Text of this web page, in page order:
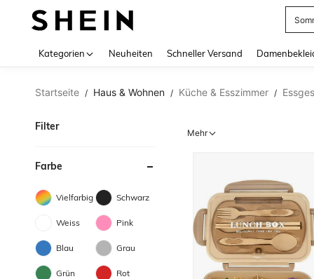
Kategorien Neuheiten Schneller Versand
Startseite / Haus & Wohnen / Küche & Esszimmer /
Filter
Farbe
Vielfarbig Schwarz
Weiss Pink
Blau Grau
Grün Rot
Mehr